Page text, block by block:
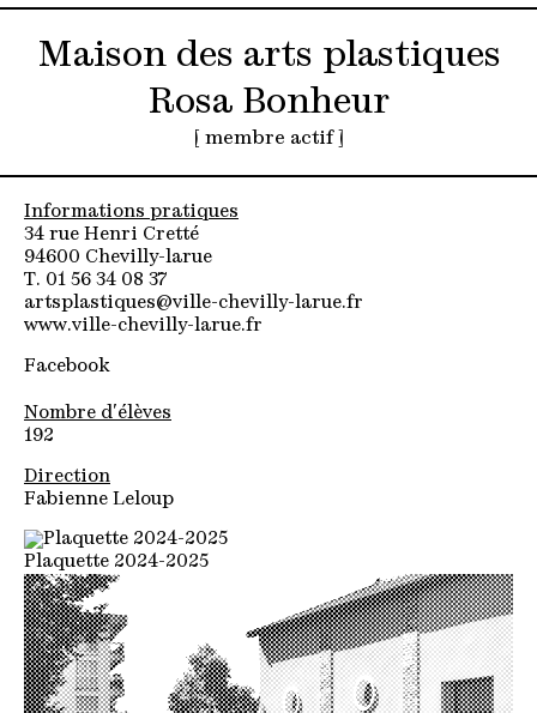
Maison des arts plastiques
Rosa Bonheur
[ membre actif ]
Informations pratiques
34 rue Henri Cretté
94600 Chevilly-larue
T. 01 56 34 08 37
artsplastiques@ville-chevilly-larue.fr
www.ville-chevilly-larue.fr
Facebook
Nombre d'élèves
192
Direction
Fabienne Leloup
Plaquette 2024-2025